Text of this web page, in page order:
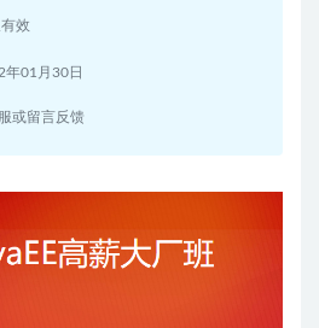
效
年01月30日
或留言反馈